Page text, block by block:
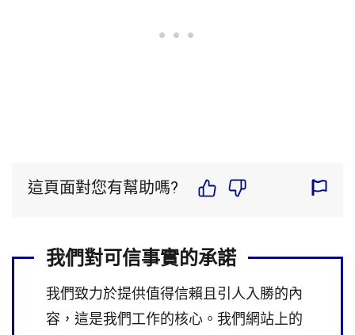
這頁面對您有幫助嗎?
我們對可信事實的承諾
我們致力於提供值得信賴且引人入勝的內
容，這是我們工作的核心。我們網站上的